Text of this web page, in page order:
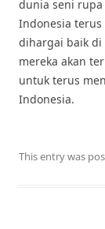
dunia seni
Indonesia
dihargai baik di
mereka akan
untuk terus
Indonesia.
This entry was